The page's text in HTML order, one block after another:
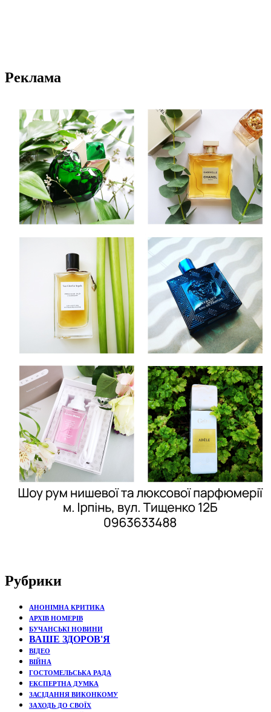
Реклама
Рубрики
АНОНІМНА КРИТИКА
АРХІВ НОМЕРІВ
БУЧАНСЬКІ НОВИНИ
ВАШЕ ЗДОРОВ'Я
ВІДЕО
ВІЙНА
ГОСТОМЕЛЬСЬКА РАДА
ЕКСПЕРТНА ДУМКА
ЗАСІДАННЯ ВИКОНКОМУ
ЗАХОДЬ ДО СВОЇХ